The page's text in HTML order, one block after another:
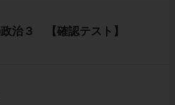
治３ 【確認テスト】